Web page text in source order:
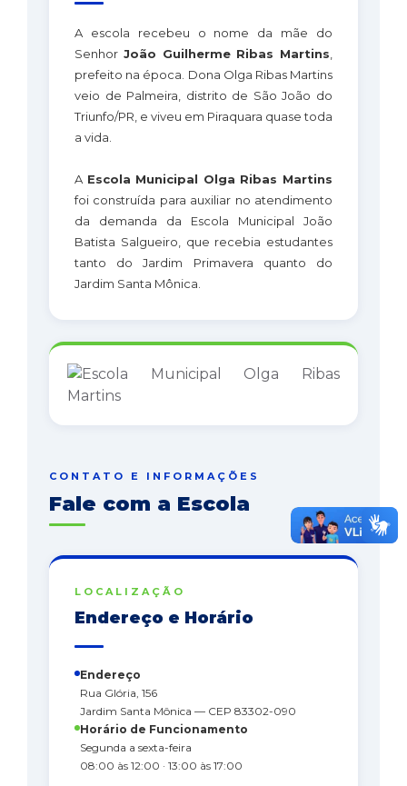
A escola recebeu o nome da mãe do
Senhor João Guilherme Ribas Martins
prefeito na época. Dona Olga Ribas Martins
veio de Palmeira, distrito de São João do
Triunfo/PR, e viveu em Piraquara quase toda
a vida.
A Escola Municipal Olga Ribas Martins
foi construída para auxiliar no atendimento
da demanda da Escola Municipal João
Batista Salgueiro, que recebia estudantes
tanto do Jardim Primavera quanto do
Jardim Santa Mônica.
CONTATO E INFORMAÇÕES
Fale com a Escola
LOCALIZAÇÃO
Endereço e Horário
Endereço
Rua Glória, 156
Jardim Santa Mônica — CEP 83302-090
Horário de Funcionamento
Segunda a sexta-feira
08:00 às 12:00 · 13:00 às 17:00